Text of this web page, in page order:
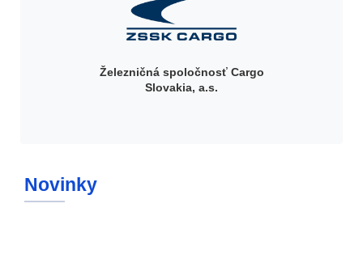
Železničná spoločnosť Cargo
Slovakia, a.s.
Novinky